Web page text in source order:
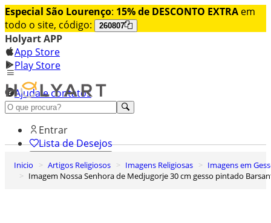
Especial São Lourenço: 15% de DESCONTO EXTRA em
todo o site, código:
260807
Holyart APP
App Store
Play Store
Ajuda e contatos
Conheça premium
Entrar
Lista de Desejos
0
Carrinho de Compras
Inicio Artigos Religiosos Imagens Religiosas
Imagens em
Imagem Nossa Senhora de Medjugorje 30 cm gesso pintado